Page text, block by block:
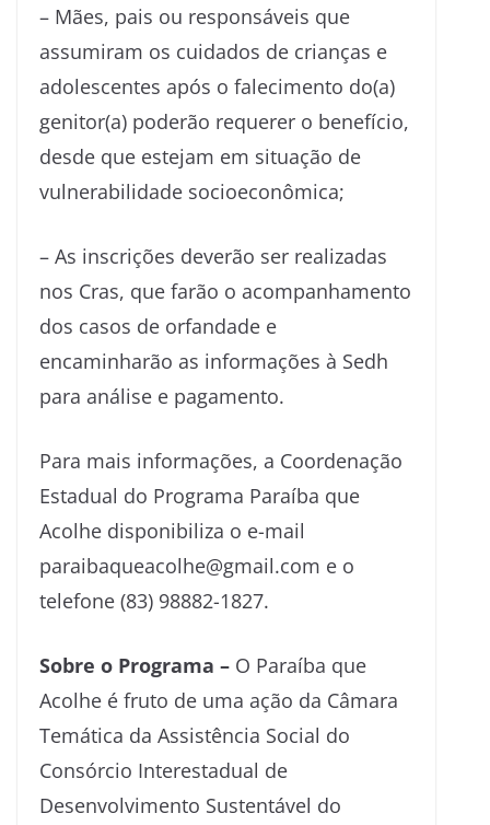
– Mães, pais ou responsáveis que
assumiram os cuidados de crianças e
adolescentes após o falecimento do(a)
genitor(a) poderão requerer o benefício,
desde que estejam em situação de
vulnerabilidade socioeconômica;
– As inscrições deverão ser realizadas
nos Cras, que farão o acompanhamento
dos casos de orfandade e
encaminharão as informações à Sedh
para análise e pagamento.
Para mais informações, a Coordenação
Estadual do Programa Paraíba que
Acolhe disponibiliza o e-mail
paraibaqueacolhe@gmail.com e o
telefone (83) 98882-1827.
Sobre o Programa – O Paraíba que
Acolhe é fruto de uma ação da Câmara
Temática da Assistência Social do
Consórcio Interestadual de
Desenvolvimento Sustentável do